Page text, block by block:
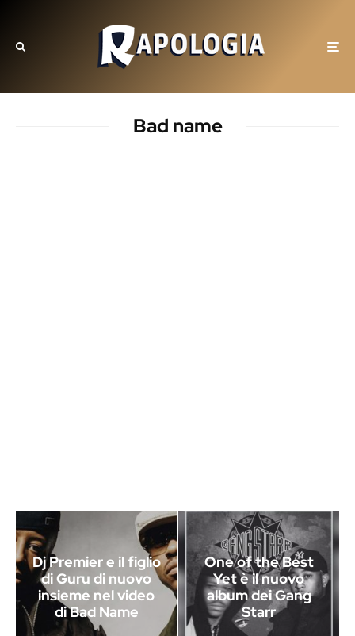
Bad name
Dj Premier e il figlio
di Guru di nuovo
insieme nel video
di Bad Name
One of the Best
Yet è il nuovo
album dei Gang
Starr